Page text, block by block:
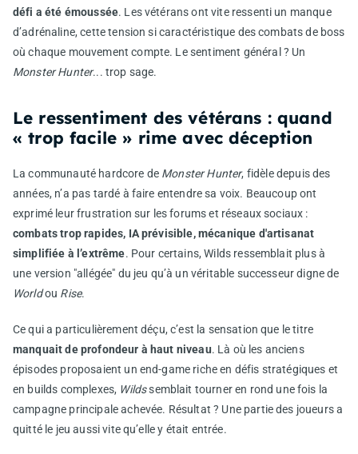
défi a été émoussée. Les vétérans ont vite ressenti un manque
d’adrénaline, cette tension si caractéristique des combats de boss
où chaque mouvement compte. Le sentiment général ? Un
Monster Hunter... trop sage.
Le ressentiment des vétérans : quand
« trop facile » rime avec déception
La communauté hardcore de Monster Hunter, fidèle depuis des
années, n’a pas tardé à faire entendre sa voix. Beaucoup ont
exprimé leur frustration sur les forums et réseaux sociaux :
combats trop rapides, IA prévisible, mécanique d'artisanat
simplifiée à l’extrême. Pour certains, Wilds ressemblait plus à
une version "allégée" du jeu qu’à un véritable successeur digne de
Worldou Rise.
Ce qui a particulièrement déçu, c’est la sensation que le titre
manquait de profondeur à haut niveau. Là où les anciens
épisodes proposaient un end-game riche en défis stratégiques et
en builds complexes, Wildssemblait tourner en rond une fois la
campagne principale achevée. Résultat ? Une partie des joueurs a
quitté le jeu aussi vite qu’elle y était entrée.